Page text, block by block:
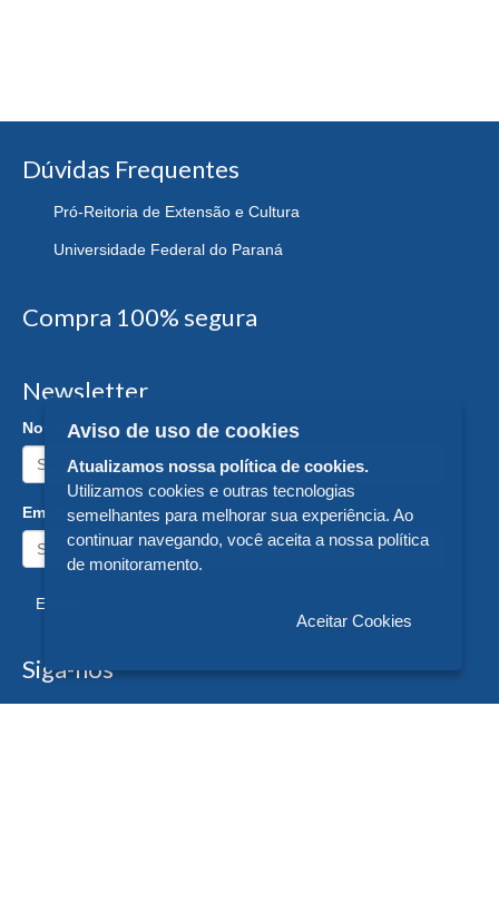
Dúvidas Frequentes
Pró-Reitoria de Extensão e Cultura
Universidade Federal do Paraná
Compra 100% segura
Newsletter
Nome:
Email:
Enviar
Siga-nos
Aviso de uso de cookies
Atualizamos nossa política de cookies.
Utilizamos cookies e outras tecnologias
semelhantes para melhorar sua experiência. Ao
continuar navegando, você aceita a nossa política
de monitoramento.
Aceitar Cookies